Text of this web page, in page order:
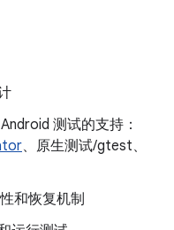
测试的支持：
、原生测试/gtest、
和恢复机制